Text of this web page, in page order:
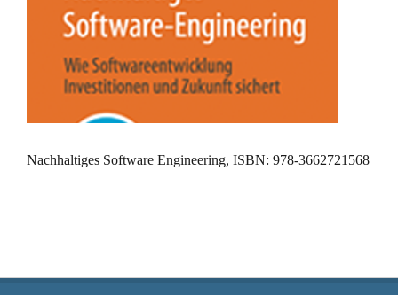
Nachhaltiges Software Engineering, ISBN: 978-3662721568